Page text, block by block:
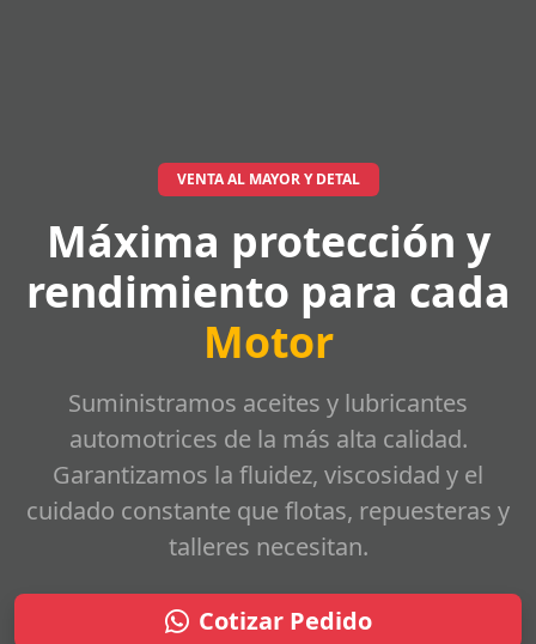
VENTA AL MAYOR Y DETAL
Máxima protección y
rendimiento para cada
Motor
Suministramos aceites y lubricantes
automotrices de la más alta calidad.
Garantizamos la fluidez, viscosidad y el
cuidado constante que flotas, repuesteras y
talleres necesitan.
Cotizar Pedido